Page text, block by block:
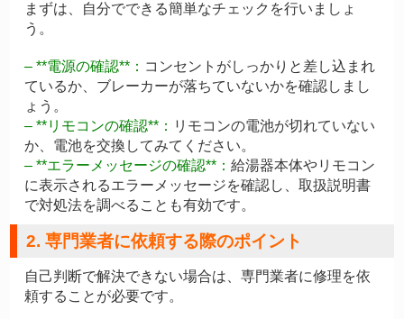
まずは、自分でできる簡単なチェックを行いましょ
う。
– **電源の確認**： コンセントがしっかりと差し込まれ
ているか、ブレーカーが落ちていないかを確認しまし
ょう。
– **リモコンの確認**： リモコンの電池が切れていない
か、電池を交換してみてください。
– **エラーメッセージの確認**：給湯器本体やリモコン
に表示されるエラーメッセージを確認し、取扱説明書
で対処法を調べることも有効です。
2. 専門業者に依頼する際のポイント
自己判断で解決できない場合は、専門業者に修理を依
頼することが必要です。